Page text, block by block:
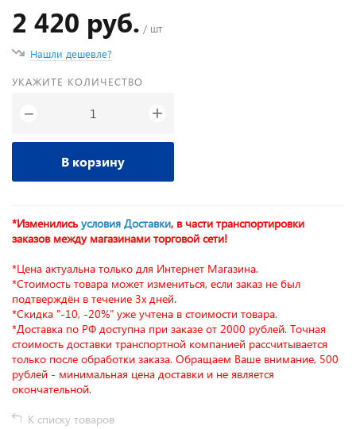
2 420 руб. / шт
Нашли дешевле?
УКАЖИТЕ КОЛИЧЕСТВО
− +
В корзину
*Изменились условия Доставки, в части транспортировки
заказов между магазинами торговой сети!
*Цена актуальна только для Интернет Магазина.
*Стоимость товара может измениться, если заказ не был
подтверждён в течение 3х дней.
*Скидка "-10, -20%" уже учтена в стоимости товара.
*Доставка по РФ доступна при заказе от 2000 рублей. Точная
стоимость доставки транспортной компанией рассчитывается
только после обработки заказа. Обращаем Ваше внимание, 500
рублей - минимальная цена доставки и не является
окончательной.
К списку товаров